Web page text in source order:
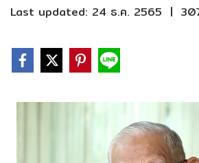
Last updated: 24 ธ.ค. 2565 |